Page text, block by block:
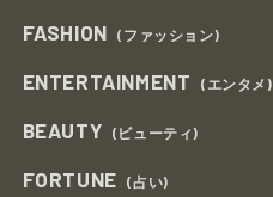
FASHION (ファッション)
ENTERTAINMENT (エンタメ)
BEAUTY (ビューティ)
FORTUNE (占い)